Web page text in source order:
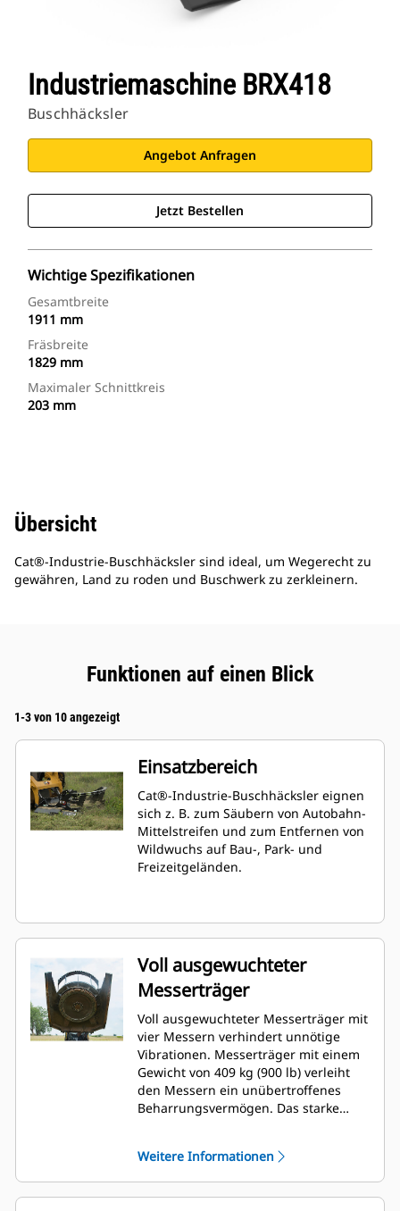
Industriemaschine BRX418
Buschhäcksler
Angebot Anfragen
Jetzt Bestellen
Wichtige Spezifikationen
Gesamtbreite
1911 mm
Fräsbreite
1829 mm
Maximaler Schnittkreis
203 mm
Übersicht
Cat®-Industrie-Buschhäcksler sind ideal, um Wegerecht zu
gewähren, Land zu roden und Buschwerk zu zerkleinern.
Funktionen auf einen Blick
1-3 von 10 angezeigt
Einsatzbereich
Cat®-Industrie-Buschhäcksler eignen
sich z. B. zum Säubern von Autobahn-
Mittelstreifen und zum Entfernen von
Wildwuchs auf Bau-, Park- und
Freizeitgeländen.
Voll ausgewuchteter
Messerträger
Voll ausgewuchteter Messerträger mit
vier Messern verhindert unnötige
Vibrationen. Messerträger mit einem
Gewicht von 409 kg (900 lb) verleiht
den Messern ein unübertroffenes
Beharrungsvermögen. Das starke
auch durch dichtes Gestrüpp
hindurchgleiten.
Weitere Informationen